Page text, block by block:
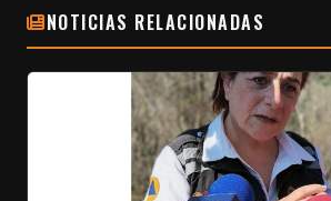
NOTICIAS RELACIONADAS